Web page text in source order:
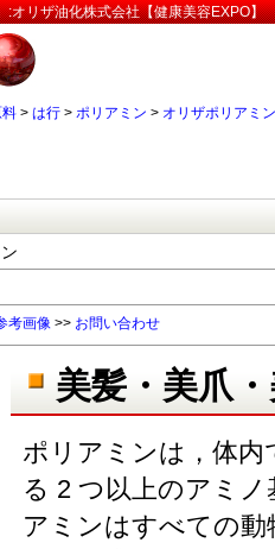
オリザ油化株式会社【健康美容EXPO】
料 > は行 > ポリアミン > オリザポリアミン
考画像 >> お問い合わせ
美髪・美爪
ポリアミンは，体
る 2 つ以上のアミ
アミンはすべての